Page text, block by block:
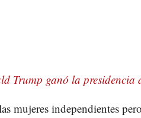
Trump ganó la presidencia
mujeres independientes